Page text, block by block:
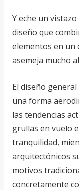
Y eche un
diseño que
elementos en un
asemeja mucho
El diseño
una forma
las tendencias
grullas en vuelo
tranquilidad,
arquitectónicos
motivos
concretamente